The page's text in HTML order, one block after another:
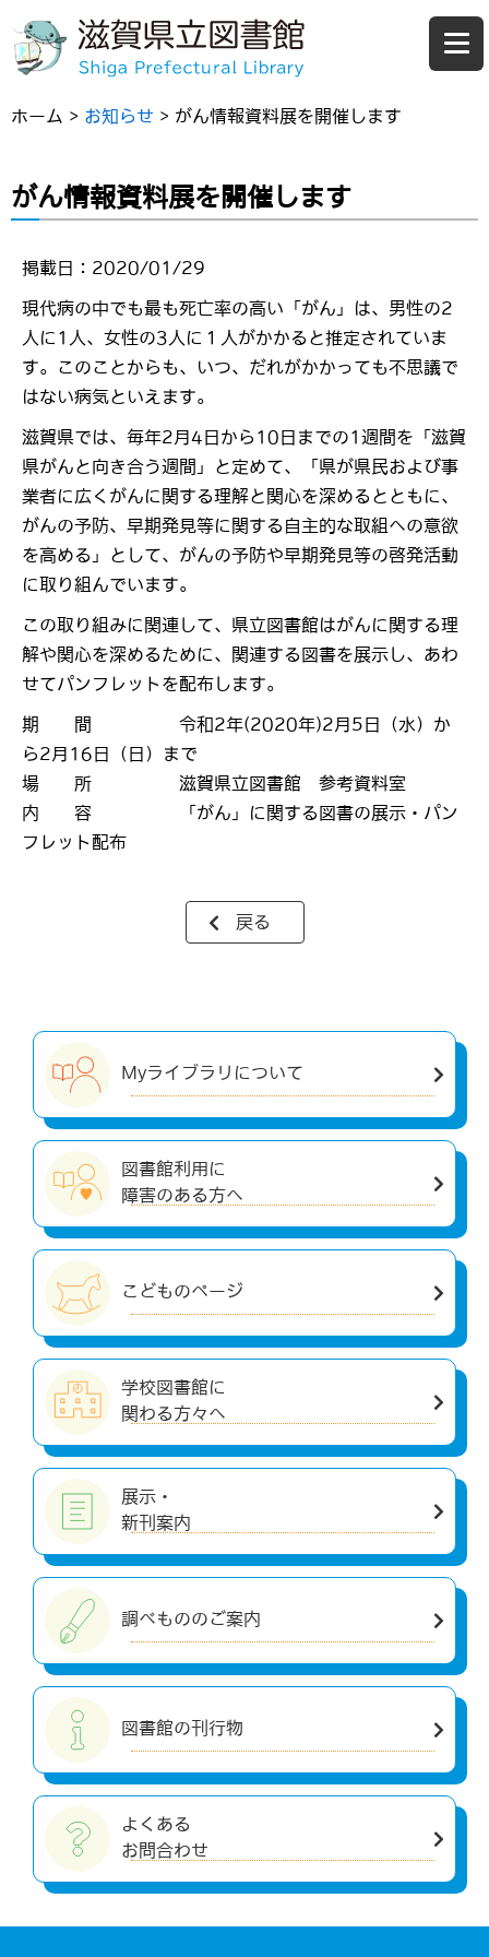
ホーム > お知らせ > がん情報資料展を開催します
がん情報資料展を開催します
掲載日：2020/01/29
現代病の中でも最も死亡率の高い「がん」は、男性の2
人に1人、女性の3人に１人がかかると推定されていま
す。このことからも、いつ、だれがかかっても不思議で
はない病気といえます。
滋賀県では、毎年2月4日から10日までの1週間を「滋賀
県がんと向き合う週間」と定めて、「県が県民および事
業者に広くがんに関する理解と関心を深めるとともに、
がんの予防、早期発見等に関する自主的な取組への意欲
を高める」として、がんの予防や早期発見等の啓発活動
に取り組んでいます。
この取り組みに関連して、県立図書館はがんに関する理
解や関心を深めるために、関連する図書を展示し、あわ
せてパンフレットを配布します。
期 間 令和2年(2020年)2月5日（水）か
ら2月16日（日）まで
場 所 滋賀県立図書館 参考資料室
内 容 「がん」に関する図書の展示・パン
フレット配布
戻る
Myライブラリについて
図書館利用に
障害のある方へ
こどものページ
学校図書館に
関わる方々へ
展示・
新刊案内
調べもののご案内
図書館の刊行物
よくある
お問合わせ